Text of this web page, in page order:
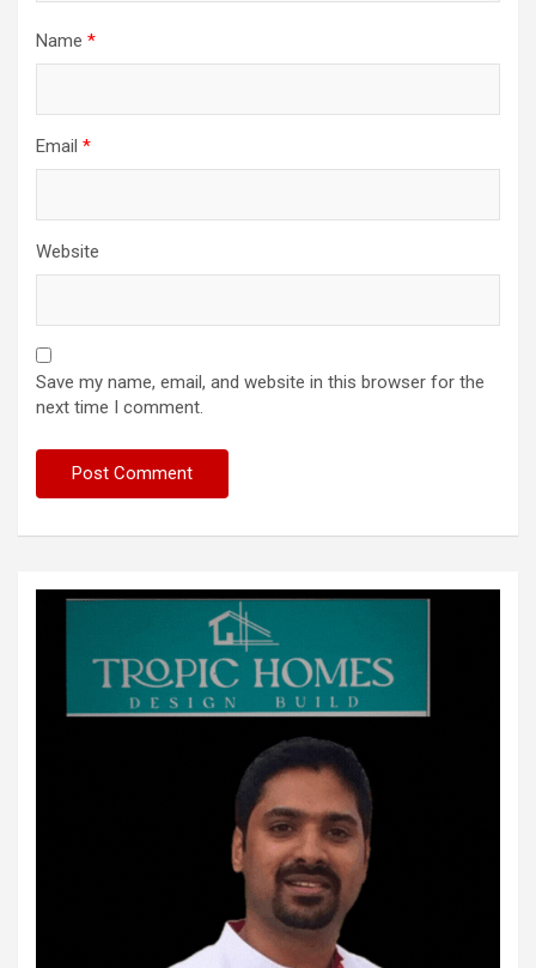
Name *
Email *
Website
Save my name, email, and website in this browser for the
next time I comment.